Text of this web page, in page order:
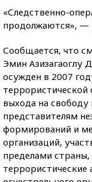
«Следственно-
продолжаются», —
Сообщается, что
Эмин Азизагаоглу
осужден в 2007
выхода на свободу
представителям
формирований и
организаций,
пределами страны,
террористические